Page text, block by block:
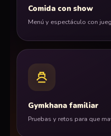
Comida con show
Menú y espectáculo con
Gymkhana familiar
Pruebas y retos para que